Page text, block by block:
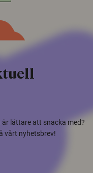
lättare att snacka med?
vårt nyhetsbrev!